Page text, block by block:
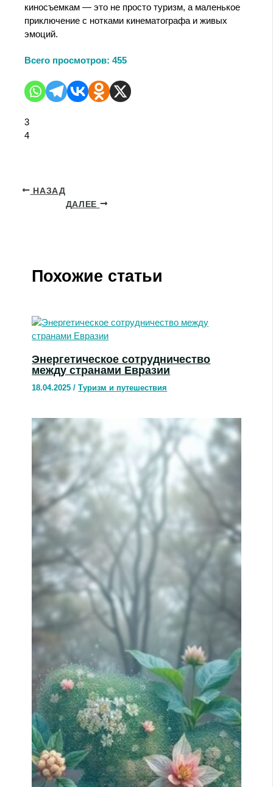
киносъемкам — это не просто туризм, а маленькое
приключение с нотками кинематографа и живых
эмоций.
Всего просмотров: 455
3
4
НАЗАД
ДАЛЕЕ
Похожие статьи
Энергетическое сотрудничество
между странами Евразии
18.04.2025/Туризм и путешествия